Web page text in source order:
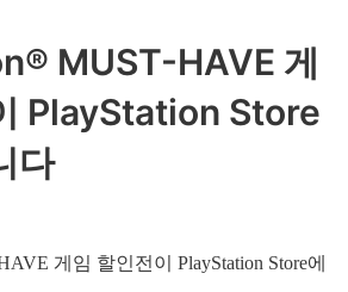
MUST-HAVE 게
PlayStation Store
다